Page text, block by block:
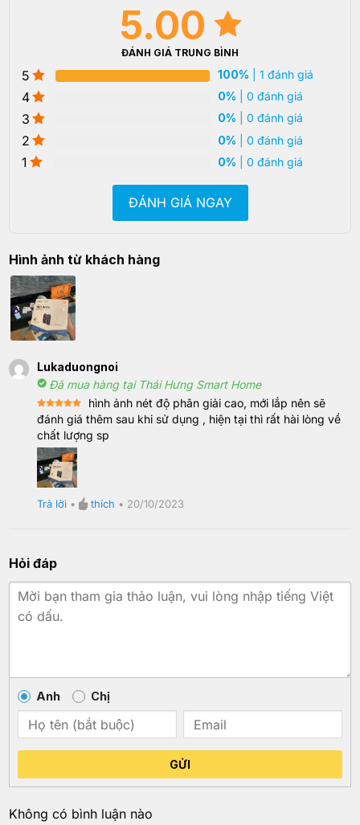
5.00
ĐÁNH GIÁ TRUNG BÌNH
5 100% | 1 đánh giá
4 0% | 0 đánh giá
3 0% | 0 đánh giá
2 0% | 0 đánh giá
1 0% | 0 đánh giá
ĐÁNH GIÁ NGAY
Hình ảnh từ khách hàng
Lukaduongnoi
Đã mua hàng tại Thái Hưng Smart Home
Rated 5
out of 5
hình ảnh nét độ phân giải cao, mới lắp nên sẽ
đánh giá thêm sau khi sử dụng , hiện tại thì rất hài lòng về
chất lượng sp
Trả lời • thích • 20/10/2023
Hỏi đáp
Anh Chị
GỬI
Không có bình luận nào